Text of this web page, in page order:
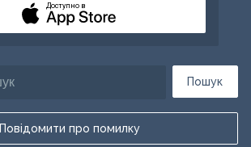
Пошук
Повідомити про помилку
Доступно в